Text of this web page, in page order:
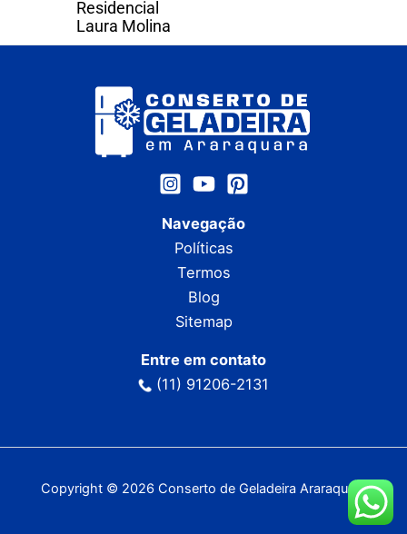
Residencial
Laura Molina
Navegação
Políticas
Termos
Blog
Sitemap
Entre em contato
(11) 91206-2131
Copyright © 2026 Conserto de Geladeira Araraquara